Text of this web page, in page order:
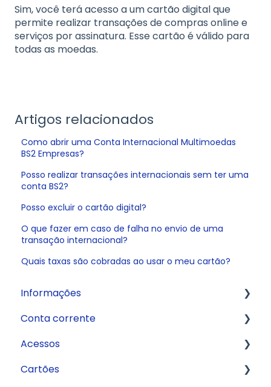
Sim, você terá acesso a um cartão digital que
permite realizar transações de compras online e
serviços por assinatura. Esse cartão é válido para
todas as moedas.
Artigos relacionados
Como abrir uma Conta Internacional Multimoedas
BS2 Empresas?
Posso realizar transações internacionais sem ter uma
conta BS2?
Posso excluir o cartão digital?
O que fazer em caso de falha no envio de uma
transação internacional?
Quais taxas são cobradas ao usar o meu cartão?
Informações
Fale com a gente
Crédito
Conta corrente
Abertura de conta
API
Acessos
Aplicativo
Cartões